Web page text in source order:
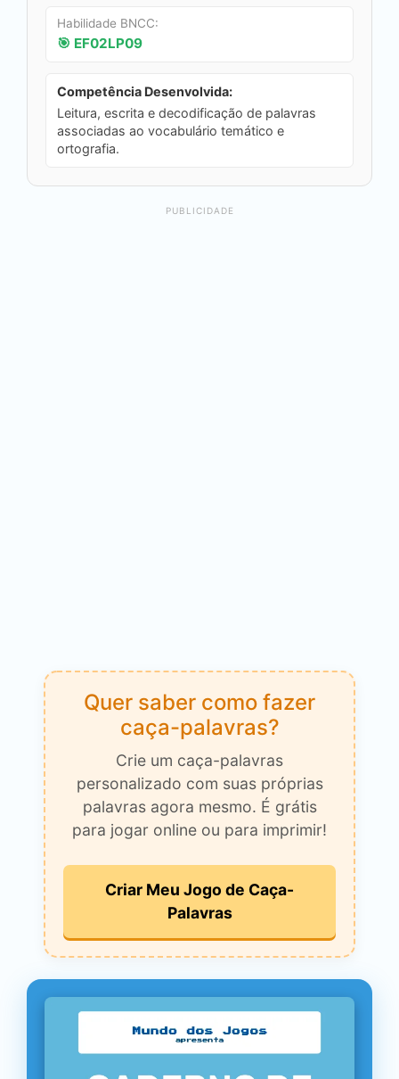
Habilidade BNCC:
🎯 EF02LP09
Competência Desenvolvida:
Leitura, escrita e decodificação de palavras
associadas ao vocabulário temático e
ortografia.
PUBLICIDADE
Quer saber como fazer
caça-palavras?
Crie um caça-palavras
personalizado com suas próprias
palavras agora mesmo. É grátis
para jogar online ou para imprimir!
Criar Meu Jogo de Caça-
Palavras